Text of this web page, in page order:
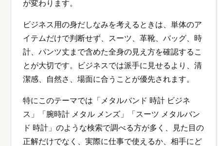
が変わります。
ビジネス用の身だしなみを考えるときは、単体のア
イテムだけで判断せず、スーツ、革靴、バッグ、時
計、パンツ丈まで含めた全身の見え方を確認するこ
とが大切です。ビジネスでは派手に見せるより、清
潔感、自然さ、場面に合うことが優先されます。
特にこのテーマでは「メタルバンド 時計 ビジネ
ス」「腕時計 メタル メンズ」「スーツ メタルバン
ド 時計」のような検索で調べる方が多く、見た目の
正解だけでなく、実際に仕事で使えるか、相手にど